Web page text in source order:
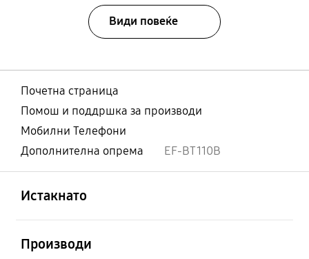
Види повеќе
Почетна страница
Помош и поддршка за производи
Мобилни Телефони
Дополнителна опрема
EF-BT110B
Истакнато
Производи